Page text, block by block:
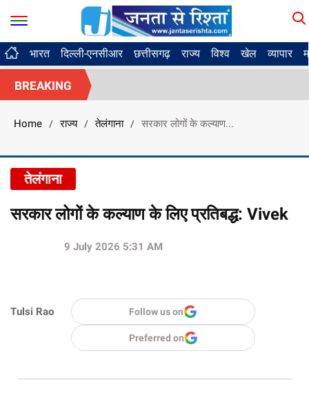
भारत दिल्ली-एनसीआर छत्तीसगढ़ राज्य विश्व खेल व्यापार
BREAKING
Home / राज्य / तेलंगाना / सरकार लोगों के कल्याण...
तेलंगाना
सरकार लोगों के कल्याण के लिए प्रतिबद्ध: Vivek
Tulsi Rao
9 July 2026 5:31 AM
Follow us on
Preferred on